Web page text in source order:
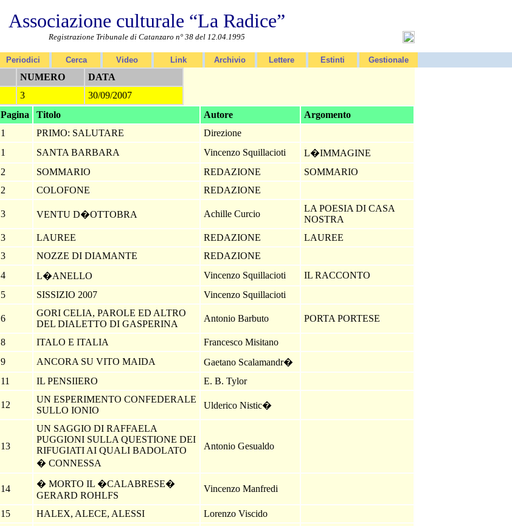
Associazione culturale “La Radice”
Registrazione Tribunale di Catanzaro n° 38 del 12.04.1995
Periodici Cerca Video Link Archivio Lettere Estinti Gestionale
NUMERO
DATA
3
30/09/2007
Pagina Titolo Autore
Argomento
1 PRIMO: SALUTARE
Direzione
1 SANTA BARBARA Vincenzo Squillacioti
L�IMMAGINE
2 SOMMARIO REDAZIONE
SOMMARIO
2 COLOFONE REDAZIONE
3 VENTU D�OTTOBRA Achille Curcio
LA POESIA DI CASA
NOSTRA
3 LAUREE REDAZIONE
LAUREE
3 NOZZE DI DIAMANTE
REDAZIONE
4 L�ANELLO Vincenzo Squillacioti
IL RACCONTO
5 SISSIZIO 2007 Vincenzo Squillacioti
6
GORI CELIA, PAROLE ED ALTRO
DEL DIALETTO DI GASPERINA
Antonio Barbuto PORTA PORTESE
8 ITALO E ITALIA
Francesco Misitano
9 ANCORA SU VITO MAIDA
Gaetano Scalamandr�
11 IL PENSIIERO E. B. Tylor
12
UN ESPERIMENTO CONFEDERALE
SULLO IONIO
Ulderico Nistic�
13
UN SAGGIO DI RAFFAELA
PUGGIONI SULLA QUESTIONE DEI
RIFUGIATI AI QUALI BADOLATO
� CONNESSA
Antonio Gesualdo
14
� MORTO IL �CALABRESE�
GERARD ROHLFS
Vincenzo Manfredi
15 HALEX, ALECE, ALESSI
Lorenzo Viscido